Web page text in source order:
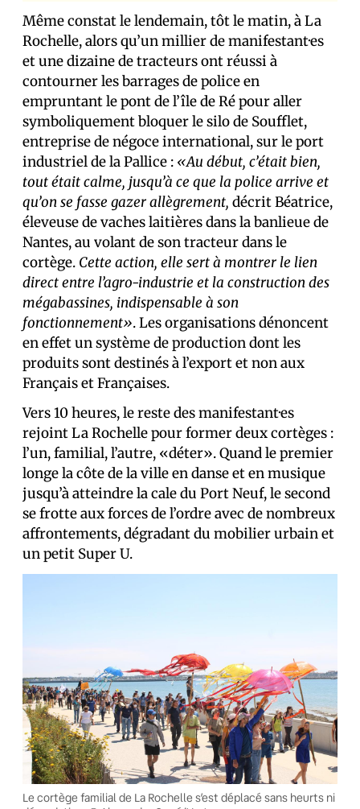
Même constat le lendemain, tôt le matin, à La
Rochelle, alors qu’un millier de manifestant·es
et une dizaine de tracteurs ont réussi à
contourner les barrages de police en
empruntant le pont de l’île de Ré pour aller
symboliquement bloquer le silo de Soufflet,
entreprise de négoce international, sur le port
industriel de la Pallice : «Au début, c’était bien,
tout était calme, jusqu’à ce que la police arrive et
qu’on se fasse gazer allègrement, décrit Béatrice,
éleveuse de vaches laitières dans la banlieue de
Nantes, au volant de son tracteur dans le
cortège. Cette action, elle sert à montrer le lien
direct entre l’agro-industrie et la construction des
mégabassines, indispensable à son
fonctionnement». Les organisations dénoncent
en effet un système de production dont les
produits sont destinés à l’export et non aux
Français et Françaises.
Vers 10 heures, le reste des manifestant·es
rejoint La Rochelle pour former deux cortèges :
l’un, familial, l’autre, «déter». Quand le premier
longe la côte de la ville en danse et en musique
jusqu’à atteindre la cale du Port Neuf, le second
se frotte aux forces de l’ordre avec de nombreux
affrontements, dégradant du mobilier urbain et
un petit Super U.
Le cortège familial de La Rochelle s’est déplacé sans heurts ni